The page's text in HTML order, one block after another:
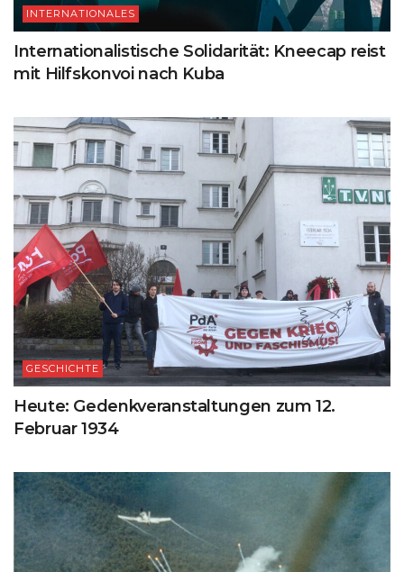
INTERNATIONALES
Internationalistische Solidarität: Kneecap reist
mit Hilfskonvoi nach Kuba
GESCHICHTE
Heute: Gedenkveranstaltungen zum 12.
Februar 1934